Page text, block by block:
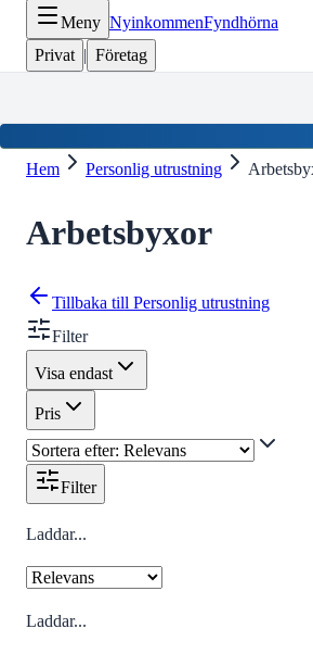
Meny NyinkommenFyndhörna
Privat | Företag
Hem Personlig utrustning
Arbetsbyxor
Tillbaka till Personlig utrustning
Filter
Visa endast
Pris
Filter
Laddar...
Laddar...